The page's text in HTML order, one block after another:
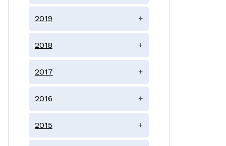
2019 +
2018 +
2017 +
2016 +
2015 +